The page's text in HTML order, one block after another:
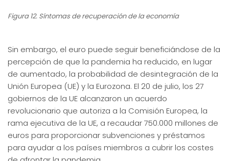
Figura 12. Síntomas de recuperación de la economía
Sin embargo, el euro puede seguir beneficiándose de la
percepción de que la pandemia ha reducido, en lugar
de aumentado, la probabilidad de desintegración de la
Unión Europea (UE) y la Eurozona. El 20 de julio, los 27
gobiernos de la UE alcanzaron un acuerdo
revolucionario que autoriza a la Comisión Europea, la
rama ejecutiva de la UE, a recaudar 750.000 millones de
euros para proporcionar subvenciones y préstamos
para ayudar a los países miembros a cubrir los costes